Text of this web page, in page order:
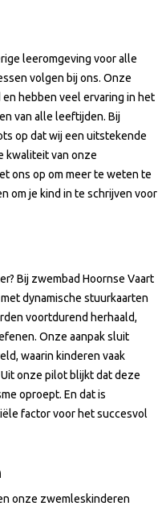
leeromgeving voor alle
volgen bij ons. Onze
hebben veel ervaring in het
van alle leeftijden. Bij
op dat wij een uitstekende
kwaliteit van onze
ons op om meer te weten te
om je kind in te schrijven voor
Bij zwembad Hoornse Vaart
dynamische stuurkaarten
voortdurend herhaald,
Onze aanpak sluit
waarin kinderen vaak
onze pilot blijkt dat deze
oproept. En dat is
factor voor het succesvol
onze zwemleskinderen